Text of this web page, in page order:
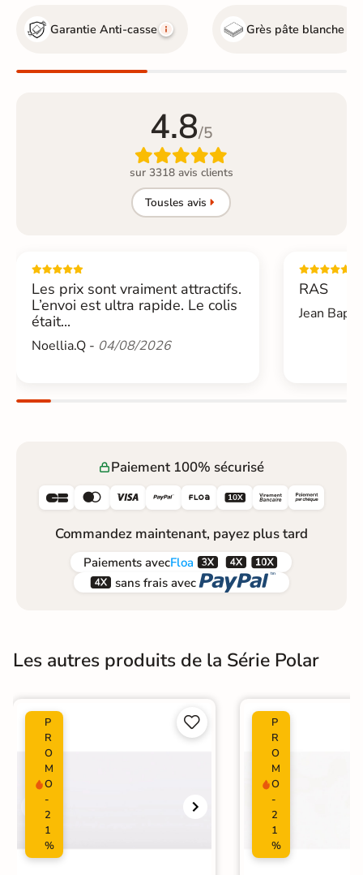
Garantie Anti-casse Grès pâte blanche
4.8/5

sur 3318 avis clients
Tousles avis
Les prix sont vraiment attractifs.
L’envoi est ultra rapide. Le colis
était...
Noellia.Q - 04/08/2026
RAS
Jean
Paiement 100% sécurisé
     
Commandez maintenant, payez plus tard
Paiements avecFloa  
 sans frais avec 
Les autres produits de la Série Polar
P
R
O
M
O
-
2
1
%


P
R
O
M
O
-
2
1
%